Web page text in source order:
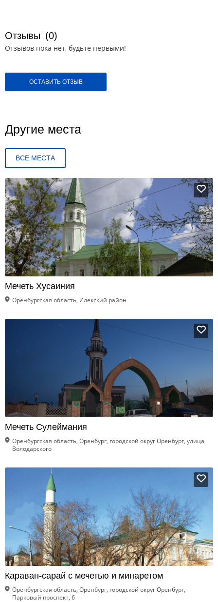
Отзывы (0)
Отзывов пока нет, будьте первыми!
ОСТАВИТЬ ОТЗЫВ
Другие места
ВСЕ МЕСТА
Мечеть Хусаиния
Оренбургская область, Илекский район
Мечеть Сулеймания
Оренбургская область, Оренбург, городской округ Оренбург, улица
Володарского
Караван-сарай с мечетью и минаретом
Оренбургская область, Оренбург, городской округ Оренбург,
Парковый проспект, 6